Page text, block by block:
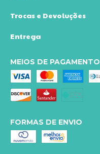
Trocas e Devoluções
Entrega
MEIOS DE PAGAMENTO
FORMAS DE ENVIO